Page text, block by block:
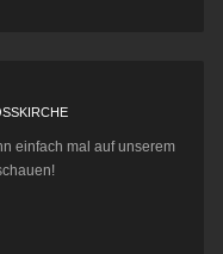
einfach mal auf unserem